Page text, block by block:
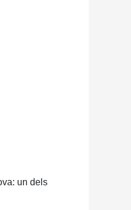
un dels